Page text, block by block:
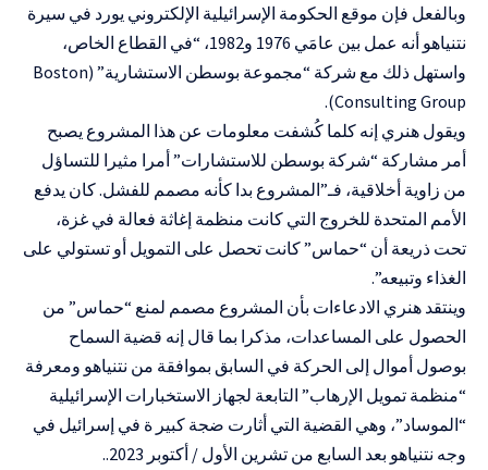
وبالفعل فإن موقع الحكومة الإسرائيلية الإلكتروني يورد في سيرة
نتنياهو أنه عمل بين عامَي 1976 و1982، “في القطاع الخاص،
واستهل ذلك مع شركة “مجموعة بوسطن الاستشارية” (Boston
Consulting Group).
ويقول هنري إنه كلما كُشفت معلومات عن هذا المشروع يصبح
أمر مشاركة “شركة بوسطن للاستشارات” أمرا مثيرا للتساؤل
من زاوية أخلاقية، فـ”المشروع بدا كأنه مصمم للفشل. كان يدفع
الأمم المتحدة للخروج التي كانت منظمة إغاثة فعالة في غزة،
تحت ذريعة أن “حماس” كانت تحصل على التمويل أو تستولي على
الغذاء وتبيعه”.
وينتقد هنري الادعاءات بأن المشروع مصمم لمنع “حماس” من
الحصول على المساعدات، مذكرا بما قال إنه قضية السماح
بوصول أموال إلى الحركة في السابق بموافقة من نتنياهو ومعرفة
“منظمة تمويل الإرهاب” التابعة لجهاز الاستخبارات الإسرائيلية
“الموساد”، وهي القضية التي أثارت ضجة كبير ة في إسرائيل في
وجه نتنياهو بعد السابع من تشرين الأول / أكتوبر 2023..